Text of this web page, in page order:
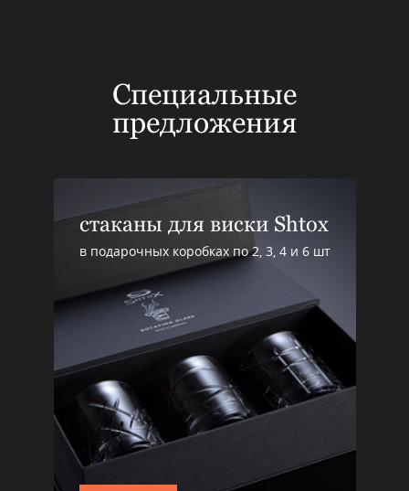
Специальные
предложения
стаканы для виски Shtox
в подарочных коробках по 2, 3, 4 и 6 шт